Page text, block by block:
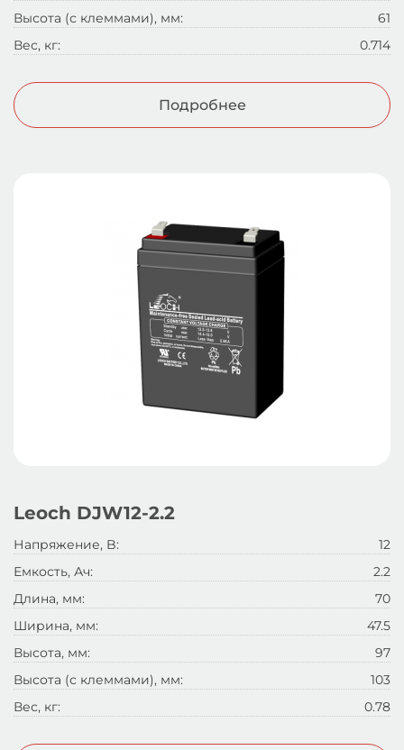
Высота (с клеммами), мм:
61
Вес, кг:
0.714
Подробнее
Leoch DJW12-2.2
Напряжение, B:
12
Емкость, Ач:
2.2
Длина, мм:
70
Ширина, мм:
47.5
Высота, мм:
97
Высота (с клеммами), мм:
103
Вес, кг:
0.78